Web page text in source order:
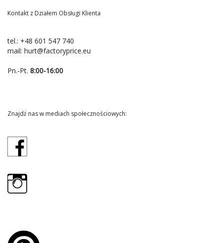
Kontakt z Działem Obsługi Klienta
tel.: +48 601 547 740
mail: hurt@factoryprice.eu
Pn.-Pt. 8:00-16:00
Znajdź nas w mediach społecznościowych: